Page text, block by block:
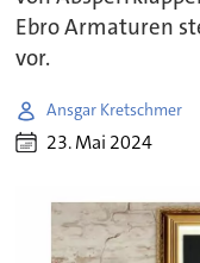
Ebro Armaturen
vor.
Ansgar Kretschmer
23. Mai 2024